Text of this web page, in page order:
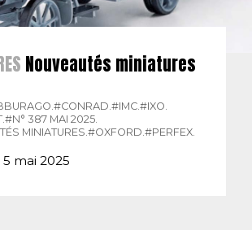
Nouveautés miniatures
#CONRAD.#IMC.#IXO.
#N° 387 MAI 2025.
MINIATURES.#OXFORD.#PERFEX.
mai 2025